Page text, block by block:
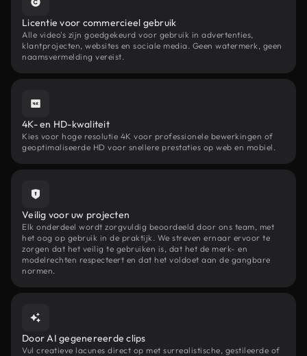
Licentie voor commercieel gebruik
Alle video's zijn goedgekeurd voor gebruik in advertenties,
klantprojecten, websites en sociale media. Geen watermerk, geen
naamsvermelding vereist.
4K- en HD-kwaliteit
Kies voor hoge resolutie 4K voor professionele bewerkingen of
geoptimaliseerde HD voor snellere prestaties op web en mobiel.
Veilig voor uw projecten
Elk onderdeel wordt zorgvuldig beoordeeld door ons team, met
het oog op gebruik in de praktijk. We streven ernaar ervoor te
zorgen dat het veilig te gebruiken is, dat het de merk- en
modelrechten respecteert en dat het voldoet aan de gangbare
normen.
Door AI gegenereerde clips
Vul creatieve lacunes direct op met surrealistische, gestileerde of